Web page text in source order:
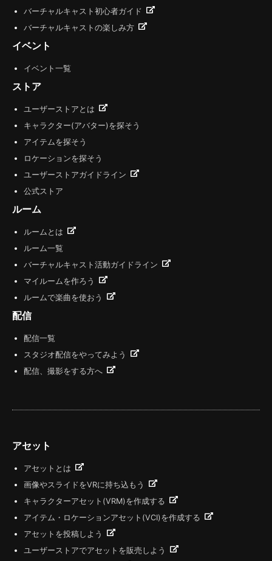
バーチャルキャスト初心者ガイド
バーチャルキャストの楽しみ方
イベント
イベント一覧
ストア
ユーザーストアとは
キャラクター(アバター)を探そう
アイテムを探そう
ロケーションを探そう
ユーザーストアガイドライン
公式ストア
ルーム
ルームとは
ルーム一覧
バーチャルキャスト活動ガイドライン
マイルームを作ろう
ルームで楽曲を使おう
配信
配信一覧
スタジオ配信をやってみよう
配信、撮影をする方へ
アセット
アセットとは
画像やスライドをVRに持ち込もう
キャラクターアセット(VRM)を作成する
アイテム・ロケーションアセット(VCI)を作成する
アセットを投稿しよう
ユーザーストアでアセットを販売しよう